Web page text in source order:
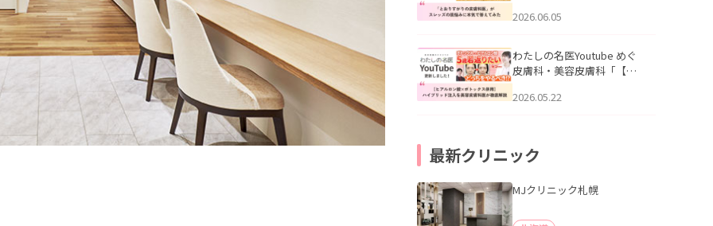
ッズの肌悩みに本気で答え
た。
2026.06.05
わたしの名医Youtube めぐ
皮膚科・美容皮膚科「【ヒ
用】ハイブリッド注入を美
2026.05.22
最新クリニック
MJクリニック札幌